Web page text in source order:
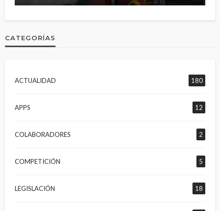
CATEGORÍAS
ACTUALIDAD 180
APPS 12
COLABORADORES 2
COMPETICIÓN 5
LEGISLACIÓN 18